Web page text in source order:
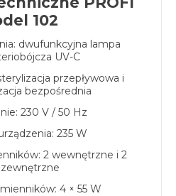
102
dwufunkcyjna lampa
UV-C
przepływowa i
bezpośrednia
230 V / 50 Hz
235 W
2 wewnętrzne i 2
zewnętrzne
4 × 55 W